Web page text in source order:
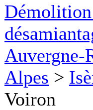
Auvergne-
Alpes >
Voiron